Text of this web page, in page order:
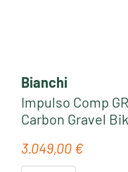
Bianchi
Impulso Comp
Carbon Gravel
Regulärer Preis:
3.049,00 €